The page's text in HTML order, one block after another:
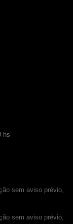
hs
sem aviso prévio,
sem aviso prévio,